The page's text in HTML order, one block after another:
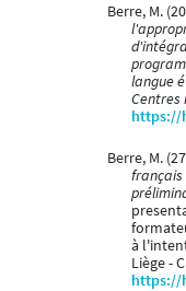
Berre, M.
langue
Centres
https://
Berre, M.
français
à
Liège -
https://